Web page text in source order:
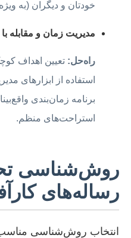
خودتان و دیگران (به
مدیریت زمان و مقابله
راه‌حل: تعیین اهداف
استفاده از ابزارهای
برنامه زمان‌بندی
استراحت‌های منظم.
روش‌شناسی
رساله‌های
انتخاب روش‌شناسی